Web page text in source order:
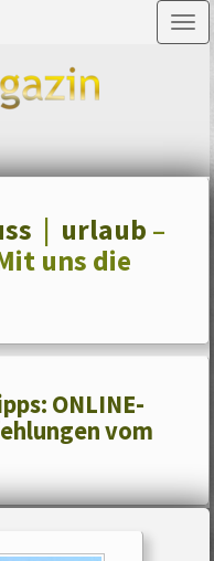
| urlaub –
uns die
ONLINE-
vom